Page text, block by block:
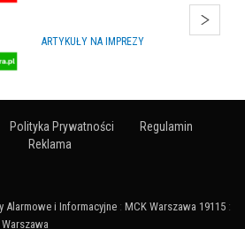
HURTOWNIE
Polityka Prywatności
Regulamin
Reklama
Alarmowe i Informacyjne : MCK Warszawa 19115 :